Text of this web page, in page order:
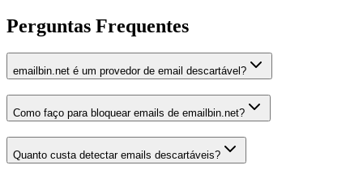
Perguntas Frequentes
emailbin.net é um provedor de email descartável?
Como faço para bloquear emails de emailbin.net?
Quanto custa detectar emails descartáveis?